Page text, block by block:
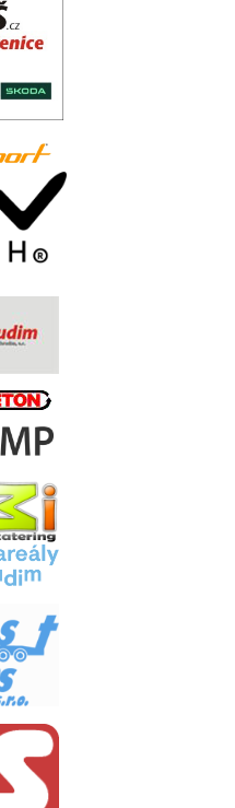
26
20
4